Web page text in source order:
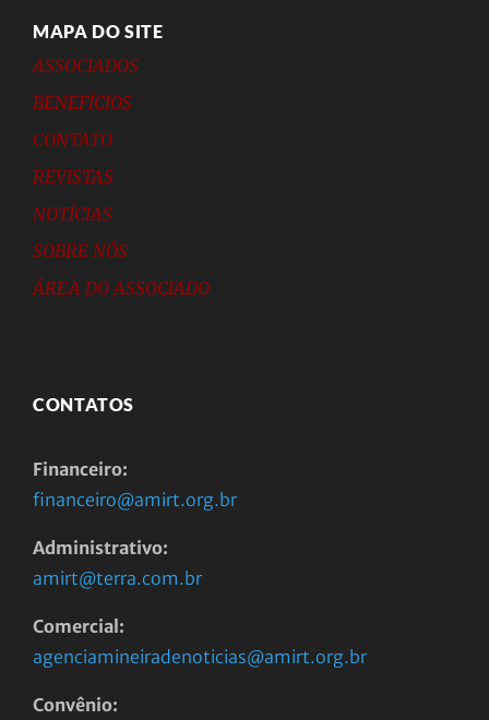
MAPA DO SITE
ASSOCIADOS
BENEFÍCIOS
CONTATO
REVISTAS
NOTÍCIAS
SOBRE NÓS
ÁREA DO ASSOCIADO
CONTATOS
Financeiro:
financeiro@amirt.org.br
Administrativo:
amirt@terra.com.br
Comercial:
agenciamineiradenoticias@amirt.org.br
Convênio: